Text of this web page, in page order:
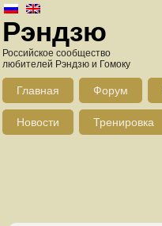
Рэндзю
Российское сообщество
любителей Рэндзю и Гомоку
Главная Форум
Новости Тренировка